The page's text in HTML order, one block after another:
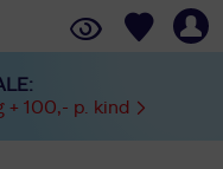
100,- p. kind